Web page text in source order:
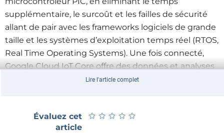
supplémentaire, le surcoût et les failles de sécurité
allant de pair avec les frameworks logiciels de grande
taille et les systèmes d’exploitation temps réel (RTOS,
Real Time Operating Systems). Une fois connecté,
Google Cloud IoT Core offre des données et analyses
puissantes pour aider les développeurs à créer des
Dans le cadre du partenariat étendu entre Microchip
et Google Cloud, la carte de développement PIC-IoT
Lire l'article complet
Évaluez cet
article
★ ★ ★ ★ ★
★ ★ ★ ★ ★